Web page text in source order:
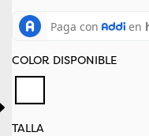
TALLA